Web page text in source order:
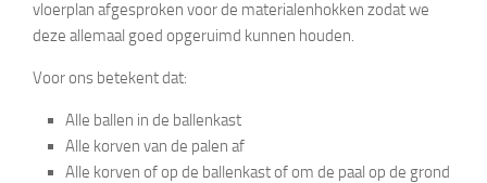
vloerplan afgesproken voor de materialenhokken zodat we
deze allemaal goed opgeruimd kunnen houden.
Voor ons betekent dat:
Alle ballen in de ballenkast
Alle korven van de palen af
Alle korven of op de ballenkast of om de paal op de grond